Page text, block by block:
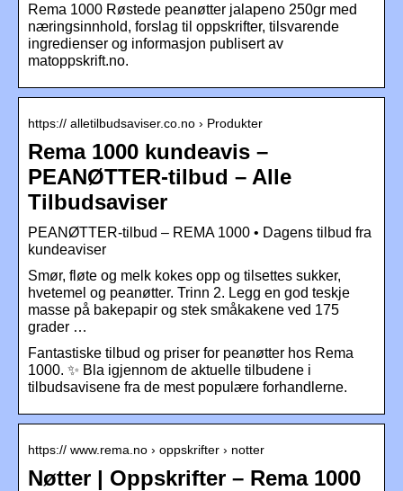
Rema 1000 Røstede peanøtter jalapeno 250gr med
næringsinnhold, forslag til oppskrifter, tilsvarende
ingredienser og informasjon publisert av
matoppskrift.no.
https:// alletilbudsaviser.co.no › Produkter
Rema 1000 kundeavis –
PEANØTTER-tilbud – Alle
Tilbudsaviser
PEANØTTER-tilbud – REMA 1000 • Dagens tilbud fra
kundeaviser
Smør, fløte og melk kokes opp og tilsettes sukker,
hvetemel og peanøtter. Trinn 2. Legg en god teskje
masse på bakepapir og stek småkakene ved 175
grader …
Fantastiske tilbud og priser for peanøtter hos Rema
1000. ✨ Bla igjennom de aktuelle tilbudene i
tilbudsavisene fra de mest populære forhandlerne.
https:// www.rema.no › oppskrifter › notter
Nøtter | Oppskrifter – Rema 1000